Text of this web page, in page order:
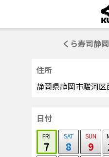
くら寿司静
住所
静岡県静岡市駿河
日付
FRI
7
SAT
8
SUN
9